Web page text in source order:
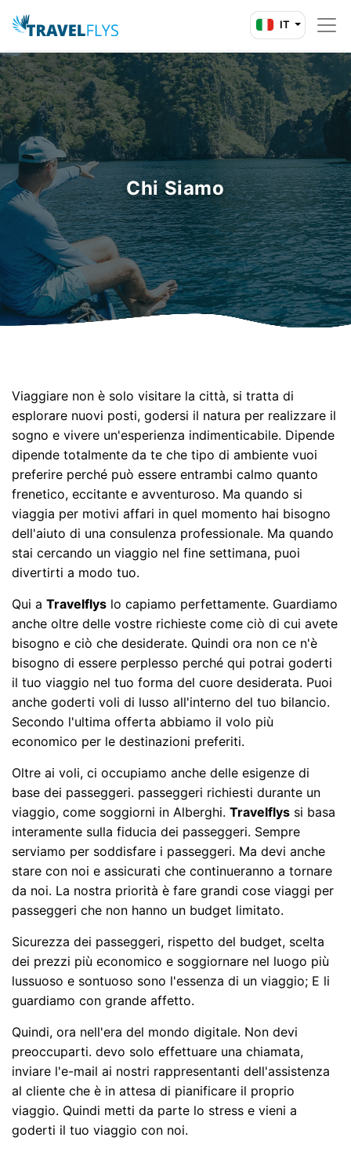
IT
Chi Siamo
Viaggiare non è solo visitare la città, si tratta di
esplorare nuovi posti, godersi il natura per realizzare il
sogno e vivere un'esperienza indimenticabile. Dipende
dipende totalmente da te che tipo di ambiente vuoi
preferire perché può essere entrambi calmo quanto
frenetico, eccitante e avventuroso. Ma quando si
viaggia per motivi affari in quel momento hai bisogno
dell'aiuto di una consulenza professionale. Ma quando
stai cercando un viaggio nel fine settimana, puoi
divertirti a modo tuo.
Qui a Travelflys lo capiamo perfettamente. Guardiamo
anche oltre delle vostre richieste come ciò di cui avete
bisogno e ciò che desiderate. Quindi ora non ce n'è
bisogno di essere perplesso perché qui potrai goderti
il ​​tuo viaggio nel tuo forma del cuore desiderata. Puoi
anche goderti voli di lusso all'interno del tuo bilancio.
Secondo l'ultima offerta abbiamo il volo più
economico per le destinazioni preferiti.
Oltre ai voli, ci occupiamo anche delle esigenze di
base dei passeggeri. passeggeri richiesti durante un
viaggio, come soggiorni in Alberghi. Travelflys si basa
interamente sulla fiducia dei passeggeri. Sempre
serviamo per soddisfare i passeggeri. Ma devi anche
stare con noi e assicurati che continueranno a tornare
da noi. La nostra priorità è fare grandi cose viaggi per
passeggeri che non hanno un budget limitato.
Sicurezza dei passeggeri, rispetto del budget, scelta
dei prezzi più economico e soggiornare nel luogo più
lussuoso e sontuoso sono l'essenza di un viaggio; E li
guardiamo con grande affetto.
Quindi, ora nell'era del mondo digitale. Non devi
preoccuparti. devo solo effettuare una chiamata,
inviare l'e-mail ai nostri rappresentanti dell'assistenza
al cliente che è in attesa di pianificare il proprio
viaggio. Quindi metti da parte lo stress e vieni a
goderti il ​​tuo viaggio con noi.